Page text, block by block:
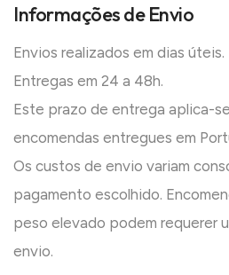
Informações de Envio
Envios realizados em dias úteis.
Entregas em 24 a 48h.
Este prazo de entrega aplica-
encomendas entregues em
Os custos de envio variam
pagamento escolhido.
peso elevado podem requerer
envio.